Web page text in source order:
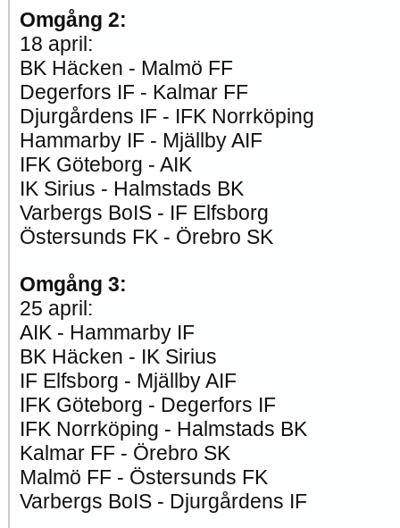
Omgång 2:
18 april:
BK Häcken - Malmö FF
Degerfors IF - Kalmar FF
Djurgårdens IF - IFK Norrköping
Hammarby IF - Mjällby AIF
IFK Göteborg - AIK
IK Sirius - Halmstads BK
Varbergs BoIS - IF Elfsborg
Östersunds FK - Örebro SK
Omgång 3:
25 april:
AIK - Hammarby IF
BK Häcken - IK Sirius
IF Elfsborg - Mjällby AIF
IFK Göteborg - Degerfors IF
IFK Norrköping - Halmstads BK
Kalmar FF - Örebro SK
Malmö FF - Östersunds FK
Varbergs BoIS - Djurgårdens IF